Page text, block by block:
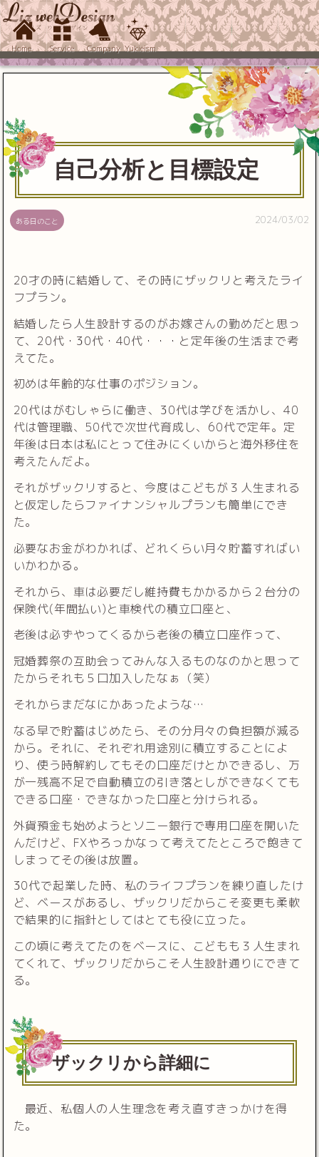
Home Service Company Yukieism
自己分析と目標設定
ある日のこと 2024/03/02
20才の時に結婚して、その時にザックリと考えたライ
フプラン。
結婚したら人生設計するのがお嫁さんの勤めだと思っ
て、20代・30代・40代・・・と定年後の生活まで考
えてた。
初めは年齢的な仕事のポジション。
20代はがむしゃらに働き、30代は学びを活かし、40
代は管理職、50代で次世代育成し、60代で定年。定
年後は日本は私にとって住みにくいからと海外移住を
考えたんだよ。
それがザックリすると、今度はこどもが３人生まれる
と仮定したらファイナンシャルプランも簡単にでき
た。
必要なお金がわかれば、どれくらい月々貯蓄すればい
いかわかる。
それから、車は必要だし維持費もかかるから２台分の
保険代(年間払い)と車検代の積立口座と、
老後は必ずやってくるから老後の積立口座作って、
冠婚葬祭の互助会ってみんな入るものなのかと思って
たからそれも５口加入したなぁ（笑）
それからまだなにかあったような…
なる早で貯蓄はじめたら、その分月々の負担額が減る
から。それに、それぞれ用途別に積立することによ
り、使う時解約してもその口座だけとかできるし、万
が一残高不足で自動積立の引き落としができなくても
できる口座・できなかった口座と分けられる。
外貨預金も始めようとソニー銀行で専用口座を開いた
んだけど、FXやろっかなって考えてたところで飽きて
しまってその後は放置。
30代で起業した時、私のライフプランを練り直したけ
ど、ベースがあるし、ザックリだからこそ変更も柔軟
で結果的に指針としてはとても役に立った。
この頃に考えてたのをベースに、こどもも３人生まれ
てくれて、ザックリだからこそ人生設計通りにできて
る。
ザックリから詳細に
最近、私個人の人生理念を考え直すきっかけを得
た。